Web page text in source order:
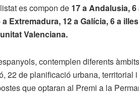
es compon de 17 a Andalusia,
a Extremadura, 12 a Galícia, 6 a
Valenciana.
contemplen diferents
22 de planificació urbana, territorial
que optaran al Premi a la